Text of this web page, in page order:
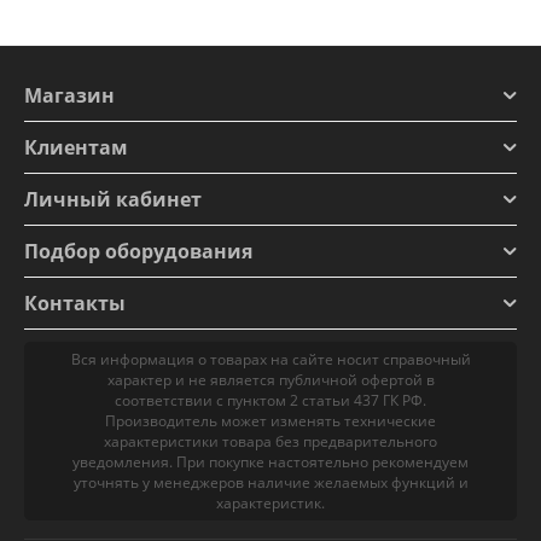
Магазин
Клиентам
Личный кабинет
Подбор оборудования
Контакты
Вся информация о товарах на сайте носит справочный
характер и не является публичной офертой в
соответствии с пунктом 2 статьи 437 ГК РФ.
Производитель может изменять технические
характеристики товара без предварительного
уведомления. При покупке настоятельно рекомендуем
уточнять у менеджеров наличие желаемых функций и
характеристик.